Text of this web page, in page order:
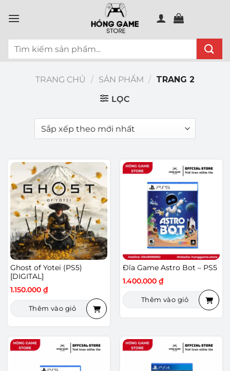
đến
dung
Tìm
TRANG CHỦ / SẢN PHẨM / TRANG 2
LỌC
Ghost of Yotei (PS5)
[DIGITAL]
1.150.000 ₫
Thêm vào giỏ
Đĩa Game Astro Bot – PS5
1.400.000 ₫
Thêm vào giỏ